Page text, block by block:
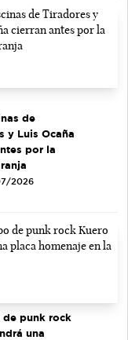
de
y Luis Ocaña
por la
2026
de punk rock
una